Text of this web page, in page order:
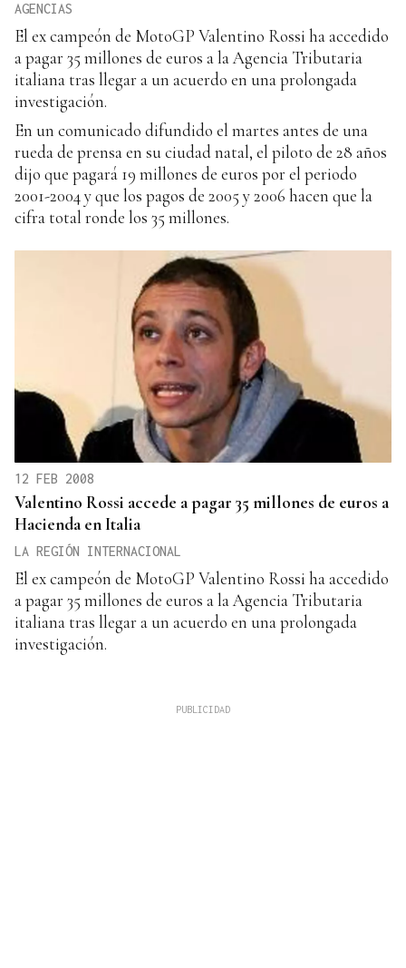
AGENCIAS
El ex campeón de MotoGP Valentino Rossi ha accedido
a pagar 35 millones de euros a la Agencia Tributaria
italiana tras llegar a un acuerdo en una prolongada
investigación.
En un comunicado difundido el martes antes de una
rueda de prensa en su ciudad natal, el piloto de 28 años
dijo que pagará 19 millones de euros por el periodo
2001-2004 y que los pagos de 2005 y 2006 hacen que la
cifra total ronde los 35 millones.
12 FEB 2008
Valentino Rossi accede a pagar 35 millones de euros a
Hacienda en Italia
LA REGIÓN INTERNACIONAL
El ex campeón de MotoGP Valentino Rossi ha accedido
a pagar 35 millones de euros a la Agencia Tributaria
italiana tras llegar a un acuerdo en una prolongada
investigación.